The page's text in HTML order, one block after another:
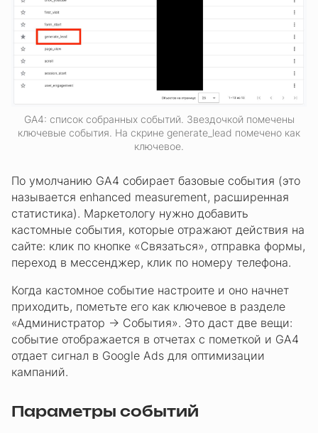
GA4: список собранных событий. Звездочкой помечены
ключевые события. На скрине generate_lead помечено как
ключевое.
По умолчанию GA4 собирает базовые события (это
называется enhanced measurement, расширенная
статистика). Маркетологу нужно добавить
кастомные события, которые отражают действия на
сайте: клик по кнопке «Связаться», отправка формы,
переход в мессенджер, клик по номеру телефона.
Когда кастомное событие настроите и оно начнет
приходить, пометьте его как ключевое в разделе
«Администратор → События». Это даст две вещи:
событие отображается в отчетах с пометкой и GA4
отдает сигнал в Google Ads для оптимизации
кампаний.
Параметры событий